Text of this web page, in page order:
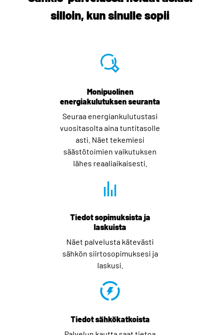
silloin, kun sinulle sopii
Monipuolinen
energiakulutuksen seuranta
Seuraa energiankulutustasi
vuositasolta aina tuntitasolle
asti. Näet tekemiesi
säästötoimien vaikutuksen
lähes reaaliaikaisesti.
Tiedot sopimuksista ja
laskuista
Näet palvelusta kätevästi
sähkön siirtosopimuksesi ja
laskusi.
Tiedot sähkökatkoista